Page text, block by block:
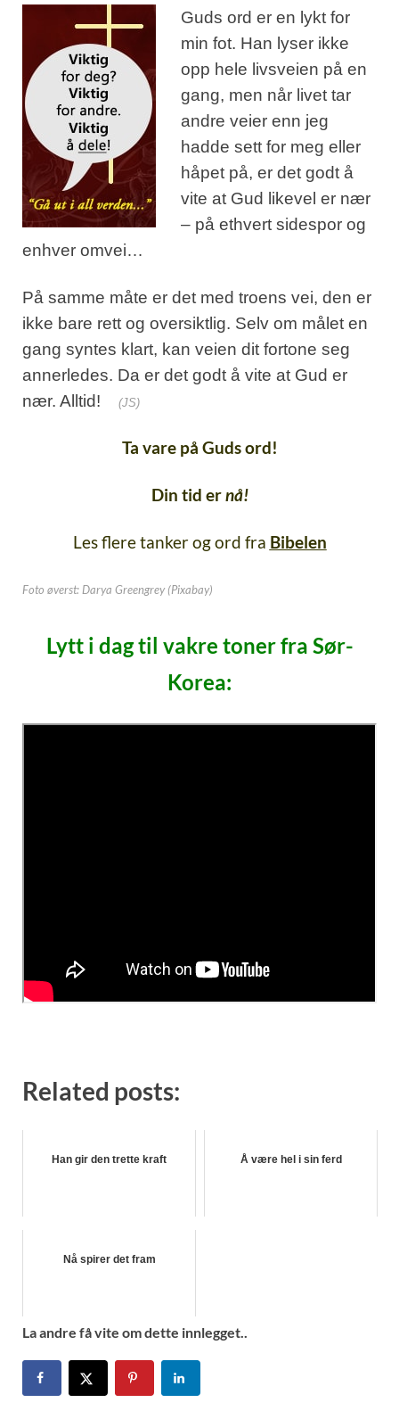
Guds ord er en lykt for
min fot. Han lyser ikke
opp hele livsveien på en
gang, men når livet tar
andre veier enn jeg
hadde sett for meg eller
håpet på, er det godt å
vite at Gud likevel er nær
– på ethvert sidespor og
enhver omvei…
På samme måte er det med troens vei, den er
ikke bare rett og oversiktlig. Selv om målet en
gang syntes klart, kan veien dit fortone seg
annerledes. Da er det godt å vite at Gud er
nær. Alltid!
(JS)
Ta vare på Guds ord!
Din tid ernå!
Les flere tanker og ord fra Bibelen
Foto øverst: Darya Greengrey (Pixabay)
Lytt i dag til vakre toner fra Sør-
Korea:
Related posts:
Han gir den trette kraft Å være hel i sin ferd
Nå spirer det fram
La andre få vite om dette innlegget..